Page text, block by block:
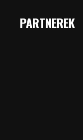
PARTNEREK